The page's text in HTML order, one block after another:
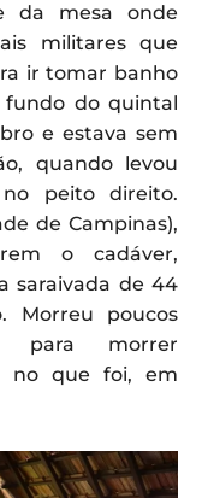
da mesa onde
militares que
ir tomar banho
fundo do quintal
e estava sem
quando levou
peito direito.
de Campinas),
o cadáver,
saraivada de 44
Morreu poucos
para morrer
no que foi, em